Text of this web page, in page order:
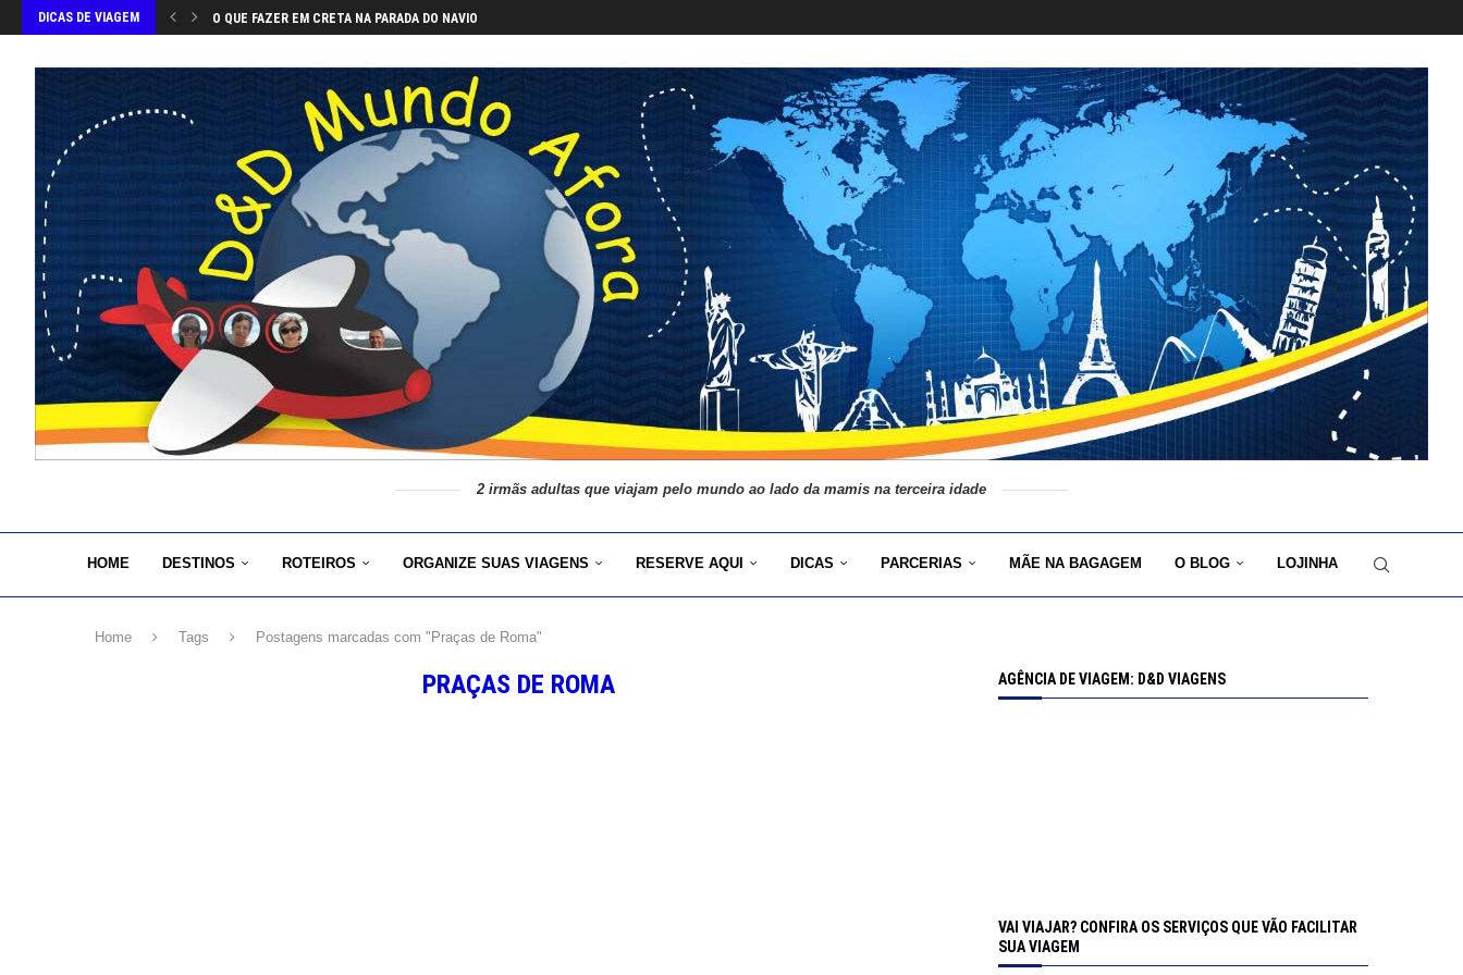
DICAS DE VIAGEM O QUE FAZER EM CRETA NA PARADA DO NAVIO
2 irmãs adultas que viajam pelo mundo ao lado da mamis na terceira idade
HOME DESTINOS ROTEIROS ORGANIZE SUAS VIAGENS RESERVE AQUI DICAS PARCERIAS MÃE NA BAGAGEM O BLOG LOJINHA
Home Tags Postagens marcadas com "Praças de Roma"
PRAÇAS DE ROMA AGÊNCIA DE VIAGEM: D&D VIAGENS
VAI VIAJAR? CONFIRA OS SERVIÇOS QUE VÃO FACILITAR
SUA VIAGEM